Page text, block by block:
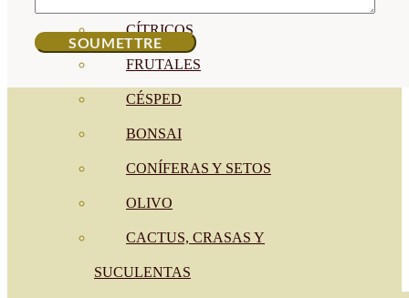
CÍTRICOS
FRUTALES
CÉSPED
BONSAI
CONÍFERAS Y SETOS
OLIVO
CACTUS, CRASAS Y
SUCULENTAS